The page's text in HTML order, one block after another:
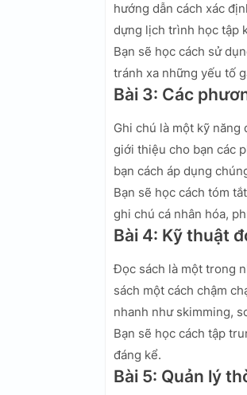
hướng dẫn cách xác
dựng lịch trình học tập
Bạn sẽ học cách sử
tránh xa những yếu tố
Bài 3: Các
Ghi chú là một kỹ
giới thiệu cho bạn các
bạn cách áp dụng
Bạn sẽ học cách tóm
ghi chú cá nhân hóa,
Bài 4: Kỹ thuật
Đọc sách là một trong
sách một cách chậm
nhanh như skimming,
Bạn sẽ học cách tập
đáng kể.
Bài 5: Quản lý